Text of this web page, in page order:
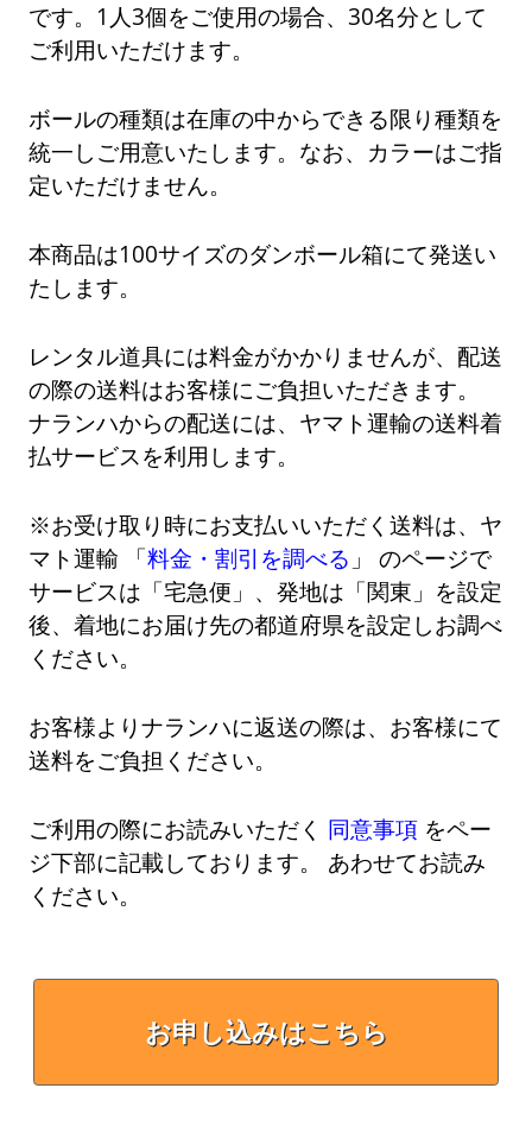
です。1人3個をご使用の場合、30名分として
ご利用いただけます。
ボールの種類は在庫の中からできる限り種類を
統一しご用意いたします。なお、カラーはご指
定いただけません。
本商品は100サイズのダンボール箱にて発送い
たします。
レンタル道具には料金がかかりませんが、配送
の際の送料はお客様にご負担いただきます。
ナランハからの配送には、ヤマト運輸の送料着
払サービスを利用します。
※お受け取り時にお支払いいただく送料は、ヤ
マト運輸 「料金・割引を調べる 」 のページで
サービスは「宅急便」、発地は「関東」を設定
後、着地にお届け先の都道府県を設定しお調べ
ください。
お客様よりナランハに返送の際は、お客様にて
送料をご負担ください。
ご利用の際にお読みいただく 同意事項 をペー
ジ下部に記載しております。 あわせてお読み
ください。
お申し込みはこちら